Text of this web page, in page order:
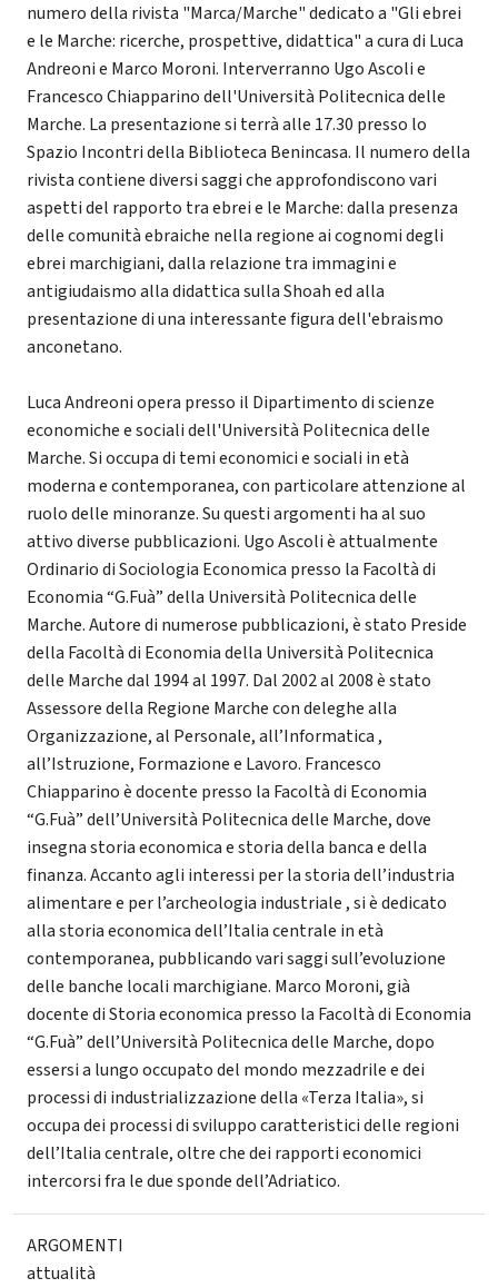
numero della rivista "Marca/Marche" dedicato a "Gli ebrei
e le Marche: ricerche, prospettive, didattica" a cura di Luca
Andreoni e Marco Moroni. Interverranno Ugo Ascoli e
Francesco Chiapparino dell'Università Politecnica delle
Marche. La presentazione si terrà alle 17.30 presso lo
Spazio Incontri della Biblioteca Benincasa. Il numero della
rivista contiene diversi saggi che approfondiscono vari
aspetti del rapporto tra ebrei e le Marche: dalla presenza
delle comunità ebraiche nella regione ai cognomi degli
ebrei marchigiani, dalla relazione tra immagini e
antigiudaismo alla didattica sulla Shoah ed alla
presentazione di una interessante figura dell'ebraismo
anconetano.
Luca Andreoni opera presso il Dipartimento di scienze
economiche e sociali dell'Università Politecnica delle
Marche. Si occupa di temi economici e sociali in età
moderna e contemporanea, con particolare attenzione al
ruolo delle minoranze. Su questi argomenti ha al suo
attivo diverse pubblicazioni. Ugo Ascoli è attualmente
Ordinario di Sociologia Economica presso la Facoltà di
Economia “G.Fuà” della Università Politecnica delle
Marche. Autore di numerose pubblicazioni, è stato Preside
della Facoltà di Economia della Università Politecnica
delle Marche dal 1994 al 1997. Dal 2002 al 2008 è stato
Assessore della Regione Marche con deleghe alla
Organizzazione, al Personale, all’Informatica ,
all’Istruzione, Formazione e Lavoro. Francesco
Chiapparino è docente presso la Facoltà di Economia
“G.Fuà” dell’Università Politecnica delle Marche, dove
insegna storia economica e storia della banca e della
finanza. Accanto agli interessi per la storia dell’industria
alimentare e per l’archeologia industriale , si è dedicato
alla storia economica dell’Italia centrale in età
contemporanea, pubblicando vari saggi sull’evoluzione
delle banche locali marchigiane. Marco Moroni, già
docente di Storia economica presso la Facoltà di Economia
“G.Fuà” dell’Università Politecnica delle Marche, dopo
essersi a lungo occupato del mondo mezzadrile e dei
processi di industrializzazione della «Terza Italia», si
occupa dei processi di sviluppo caratteristici delle regioni
dell’Italia centrale, oltre che dei rapporti economici
intercorsi fra le due sponde dell’Adriatico.
ARGOMENTI
attualità